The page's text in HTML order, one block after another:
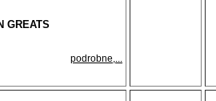
GREATS
podrobne,...